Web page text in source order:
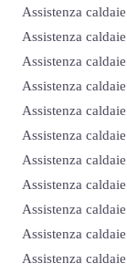
Assistenza
Assistenza
Assistenza
Assistenza
Assistenza
Assistenza
Assistenza
Assistenza
Assistenza
Assistenza
Assistenza